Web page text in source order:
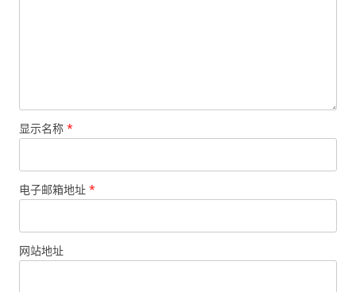
显示名称 *
电子邮箱地址 *
网站地址